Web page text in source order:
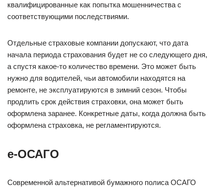
квалифицированные как попытка мошенничества с
соответствующими последствиями.
Отдельные страховые компании допускают, что дата
начала периода страхования будет не со следующего дня,
а спустя какое-то количество времени. Это может быть
нужно для водителей, чьи автомобили находятся на
ремонте, не эксплуатируются в зимний сезон. Чтобы
продлить срок действия страховки, она может быть
оформлена заранее. Конкретные даты, когда должна быть
оформлена страховка, не регламентируются.
е-ОСАГО
Современной альтернативой бумажного полиса ОСАГО